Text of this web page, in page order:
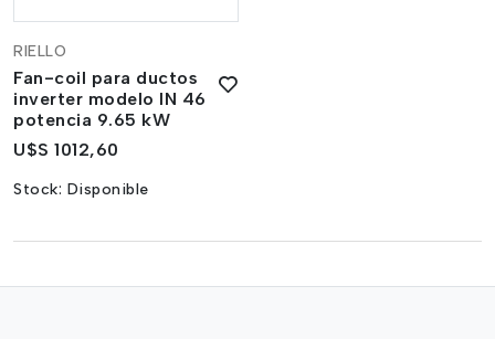
RIELLO
Fan-coil para ductos
inverter modelo IN 46
potencia 9.65 kW
U$S 1012,60
Stock: Disponible